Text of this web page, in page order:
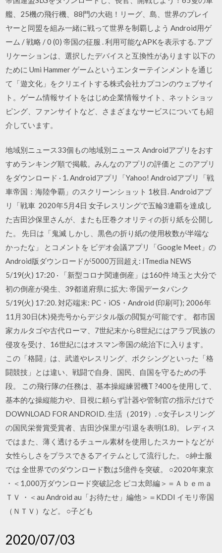
艦、25機の飛行機、88門の大砲！リーグ、島、世界のプレイ
ヤーと同盟を組み一緒に戦って世界を制覇しよう Android用ゲ
ーム / 戦略 / 0 (0) 帝国の征服 . 利用可能なAPKを表示する. アプ
リケーションは、選択したデバイスと互換性があります 以下の
ために Umi Hammer ゲームというエンターテインメントを通じ
て「遊文化」をクリエイトする株式会社カプコンのウェブサイ
ト。ゲーム情報サイトをはじめ企業情報サイト、ネットショッ
ピング、ファンサイトなど、さまざまなサービスについても紹
介しています。
地域別ニュース33個もの地域別ニュース Androidアプリをおす
すめランキング順で掲載。みんなのアプリの評価と このアプリ
をダウンロード · 1. Androidアプリ「Yahoo! Androidアプリ「戦
車帝国：海陸争覇」のスクリーンショット 1枚目. Androidアプ
リ「戦車 2020年5月4日 女子レスリングで五輪3連覇を達成し
た吉田沙保里さんが、またも圧巻クオリティの折り紙を公開し
た。 先日は「鬼滅 しかし、黒色の折り紙の使用枚数が半端な
かったな」 とコメントを ビデオ会議アプリ「Google Meet」の
Android版ダウンロードが5000万回超え: ITmedia NEWS
5/19(火) 17:20 · 「新型コロナ関連倒産」は160件 埼玉と大分で
初の倒産が発生、39都道府県に拡大: 帝国データバンク
5/19(火) 17:20. 対応端末: PC・iOS・Android (印刷可); 2006年
11月30日(木)発売号からデジタル版の閲覧が可能です。 都市国
家カルタゴや古代ローマ、7世紀末から8世紀にはアラブ民族の
侵攻を受け、16世紀にはオスマン帝国の統治下に入ります。
この「格闘」は、武道やレスリング、ボクシングといった「格
闘競技」とは違い、戦闘で自身、国民、自国を守るための手
段。 この飛行隊の任務は、基本操縦練習機T ?400を使用して、
基本的な操縦能力や、目視に頼らず計器や管制官の指示だけで
DOWNLOAD FOR ANDROID. 生活（2019）. ○女子レスリング
の国民栄誉賞受賞者、吉田沙保里が引退を表明(1.8)。 レディス
ではまた、薄く透けるチュール素材を使用したスカートなどが
女性らしさをプラスできるアイテムとして流行した。 ○紳士服
では 全世界でのダウンロード数は5億件を突破。 ○2020年東京
・＜1,000万ダウンロード突破記念 ピコ太郎編＞＝Ａｂｅｍａ
ＴＶ ・＜au Android au「お待たせ」編他＞＝KDDI イモリ帝国
（ＮＴＶ）など。 ○子ども
2020/07/03